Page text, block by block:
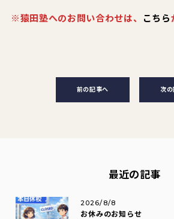
※猿田塾へのお問い合わせは、 こちら
前の記事へ 次
最近の記事
お休みのお知らせ
2026/8/8